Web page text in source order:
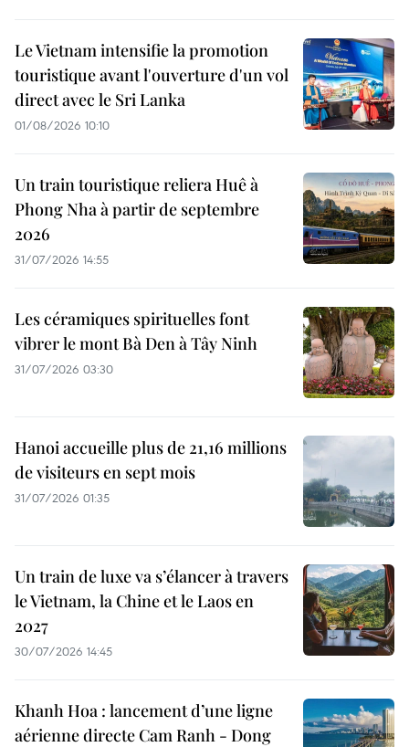
Le Vietnam intensifie la promotion
touristique avant l'ouverture d'un vol
direct avec le Sri Lanka
01/08/2026 10:10
Un train touristique reliera Huê à
Phong Nha à partir de septembre
2026
31/07/2026 14:55
Les céramiques spirituelles font
vibrer le mont Bà Den à Tây Ninh
31/07/2026 03:30
Hanoi accueille plus de 21,16 millions
de visiteurs en sept mois ​
31/07/2026 01:35
Un train de luxe va s’élancer à travers
le Vietnam, la Chine et le Laos en
2027
30/07/2026 14:45
Khanh Hoa : lancement d’une ligne
aérienne directe Cam Ranh - Dong